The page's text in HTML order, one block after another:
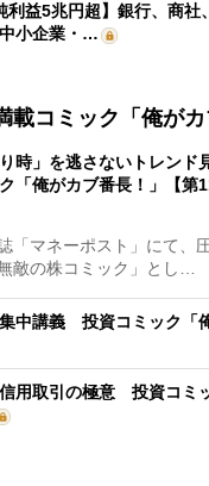
利益5兆円超】銀行、商
小企業・…
載コミック「俺がカ
り時」を逃さないトレン
「俺がカブ番長！」【第
「マネーポスト」にて、
敵の株コミック」とし…
中講義 投資コミック「
用取引の極意 投資コミ